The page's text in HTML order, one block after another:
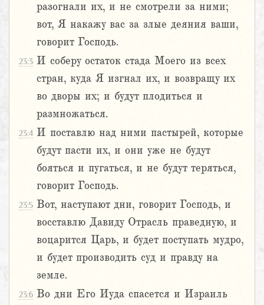
разогнали их, и не смотрели за ними;
вот, Я накажу вас за злые деяния ваши,
говорит Господь.
23:3 И соберу остаток стада Моего из всех
стран, куда Я изгнал их, и возвращу их
во дворы их; и будут плодиться и
размножаться.
23:4 И поставлю над ними пастырей, которые
будут пасти их, и они уже не будут
бояться и пугаться, и не будут теряться,
говорит Господь.
23:5 Вот, наступают дни, говорит Господь, и
восставлю Давиду Отрасль праведную, и
воцарится Царь, и будет поступать мудро,
и будет производить суд и правду на
земле.
23:6 Во дни Его Иуда спасется и Израиль